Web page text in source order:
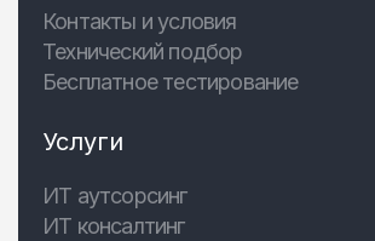
Контакты и условия
Технический подбор
Бесплатное тестирование
Услуги
ИТ аутсорсинг
ИТ консалтинг